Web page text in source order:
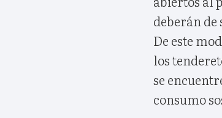
deberán
De este
los
se
consumo